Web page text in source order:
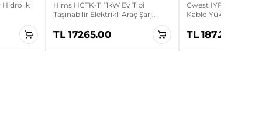
Hidrolik
Hims HCTK-11 11kW Ev Tipi
Taşınabilir Elektrikli Araç Şarj
TL 17265.00
Gwest IYF-2.5 500
Kablo Yüksüğü
TL 187.20